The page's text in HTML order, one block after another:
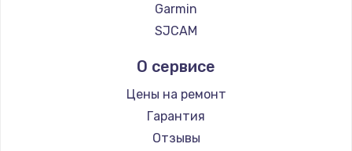
Garmin
SJCAM
О сервисе
Цены на ремонт
Гарантия
Отзывы